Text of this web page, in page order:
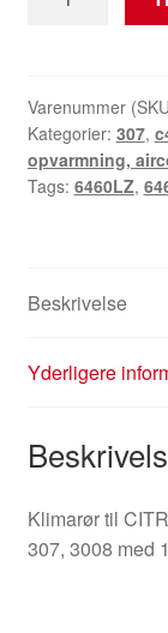
Citroën
9685502680
6477D4
antal
Varenummer
Kategorier: 307,
opvarmning,
Tags: 6460LZ,
Beskrivelse
Yderligere
Klimarør til
307, 3008 med